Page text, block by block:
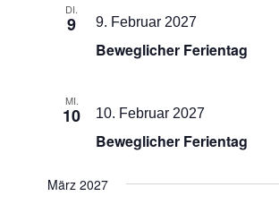
DI.
9
Beweglicher Ferientag
9. Februar 2027
MI.
10
Beweglicher Ferientag
10. Februar 2027
März 2027